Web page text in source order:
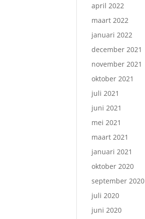
april 2022
maart 2022
januari 2022
december 2021
november 2021
oktober 2021
juli 2021
juni 2021
mei 2021
maart 2021
januari 2021
oktober 2020
september 2020
juli 2020
juni 2020